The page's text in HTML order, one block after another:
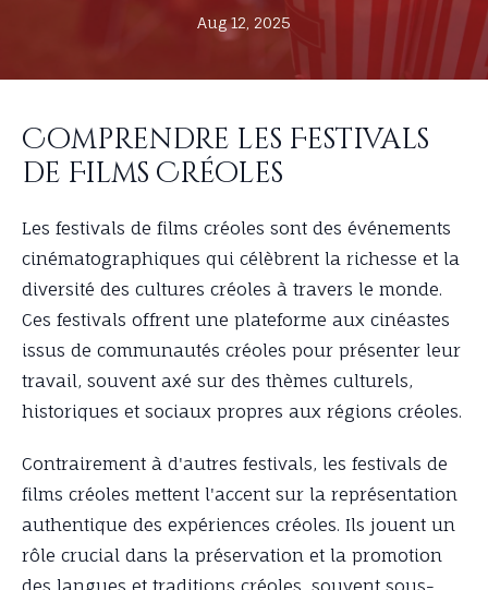
Aug 12, 2025
Comprendre les Festivals
de Films Créoles
Les festivals de films créoles sont des événements
cinématographiques qui célèbrent la richesse et la
diversité des cultures créoles à travers le monde.
Ces festivals offrent une plateforme aux cinéastes
issus de communautés créoles pour présenter leur
travail, souvent axé sur des thèmes culturels,
historiques et sociaux propres aux régions créoles.
Contrairement à d'autres festivals, les festivals de
films créoles mettent l'accent sur la représentation
authentique des expériences créoles. Ils jouent un
rôle crucial dans la préservation et la promotion
des langues et traditions créoles, souvent sous-